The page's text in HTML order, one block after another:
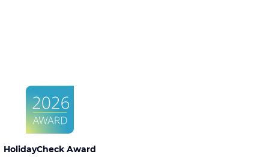
HolidayCheck Award